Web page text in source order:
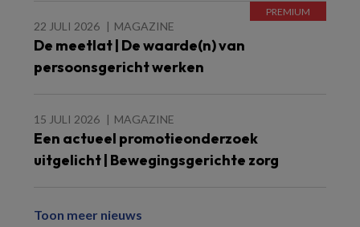
22 JULI 2026 MAGAZINE
De meetlat | De waarde(n) van
persoonsgericht werken
15 JULI 2026 MAGAZINE
Een actueel promotieonderzoek
uitgelicht | Bewegingsgerichte zorg
Toon meer nieuws